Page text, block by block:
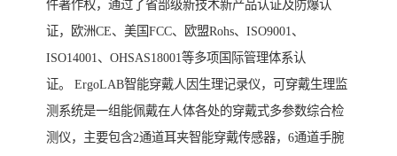
件著作权，通过了省部级新技术新产品认证及防爆认
证，欧洲CE、美国FCC、欧盟Rohs、ISO9001、
ISO14001、OHSAS18001等多项国际管理体系认
证。 ErgoLAB智能穿戴人因生理记录仪，可穿戴生理监
测系统是一组能佩戴在人体各处的穿戴式多参数综合检
测仪，主要包含2通道耳夹智能穿戴传感器，6通道手腕